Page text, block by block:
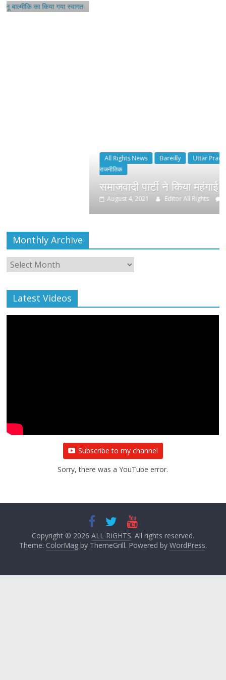
Bareilly Uttar Pradesh राजनीति
हॉट
समाजवादी पार्टी ने किया महंगाई के खिलाफ
Editor All Rights
Monthly Archive
Monthly
Archive
Latest Videos
Subscribe to my channel
Sorry, there was a YouTube error.
Copyright © 2026 ALL RIGHTS. All rights reserved.
Theme: ColorMagby ThemeGrill. Powered by WordPress.